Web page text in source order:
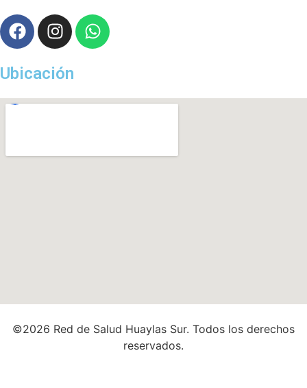
Ubicación
©2026 Red de Salud Huaylas Sur. Todos los derechos
reservados.